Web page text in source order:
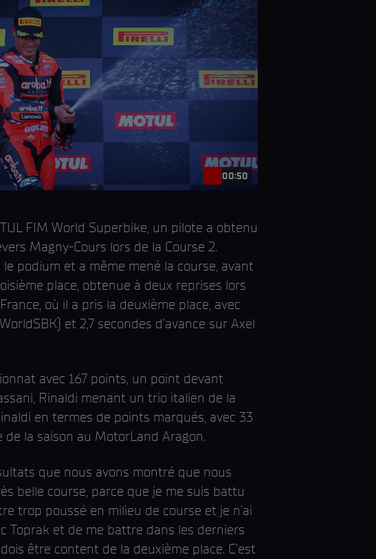
00:50
FIM World Superbike, un pilote a obtenu
Magny-Cours lors de la Course 2.
podium et a même mené la course, avant
place, obtenue à deux reprises lors
où il a pris la deuxième place, avec
et 2,7 secondes d'avance sur Axel
avec 167 points, un point devant
Rinaldi menant un trio italien de la
en termes de points marqués, avec 33
la saison au MotorLand Aragon.
que nous avons montré que nous
belle course, parce que je me suis battu
trop poussé en milieu de course et je n'ai
Toprak et de me battre dans les derniers
être content de la deuxième place. C'est